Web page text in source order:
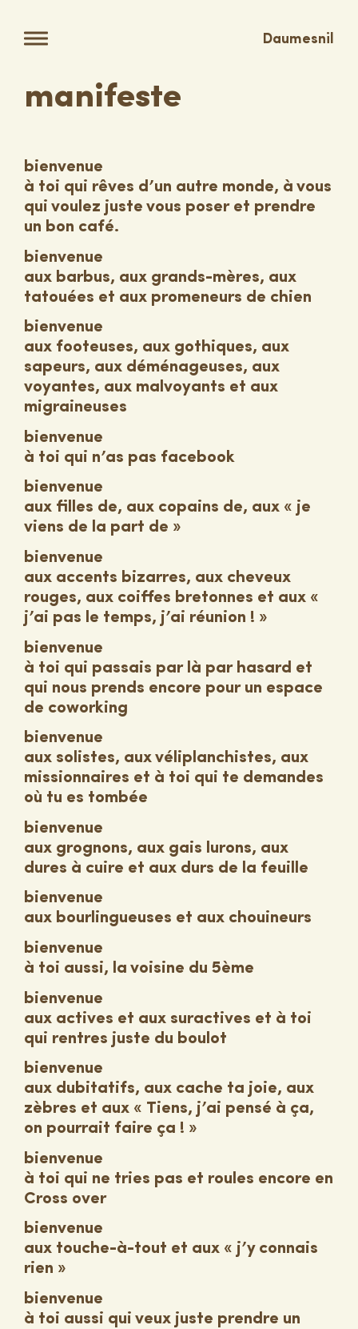
Daumesnil
manifeste
bienvenue
à toi qui rêves d’un autre monde, à vous
qui voulez juste vous poser et prendre
un bon café.
bienvenue
aux barbus, aux grands-mères, aux
tatouées et aux promeneurs de chien
bienvenue
aux footeuses, aux gothiques, aux
sapeurs, aux déménageuses, aux
voyantes, aux malvoyants et aux
migraineuses
bienvenue
à toi qui n’as pas facebook
bienvenue
aux filles de, aux copains de, aux « je
viens de la part de »
bienvenue
aux accents bizarres, aux cheveux
rouges, aux coiffes bretonnes et aux «
j’ai pas le temps, j’ai réunion ! »
bienvenue
à toi qui passais par là par hasard et
qui nous prends encore pour un espace
de coworking
bienvenue
aux solistes, aux véliplanchistes, aux
missionnaires et à toi qui te demandes
où tu es tombée
bienvenue
aux grognons, aux gais lurons, aux
dures à cuire et aux durs de la feuille
bienvenue
aux bourlingueuses et aux chouineurs
bienvenue
à toi aussi, la voisine du 5ème
bienvenue
aux actives et aux suractives et à toi
qui rentres juste du boulot
bienvenue
aux dubitatifs, aux cache ta joie, aux
zèbres et aux « Tiens, j’ai pensé à ça,
on pourrait faire ça ! »
bienvenue
à toi qui ne tries pas et roules encore en
Cross over
bienvenue
aux touche-à-tout et aux « j’y connais
rien »
bienvenue
à toi aussi qui veux juste prendre un